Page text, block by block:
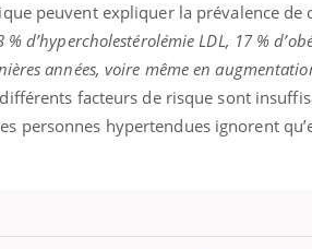
peuvent expliquer la prévalence de
d’hypercholestérolémie LDL, 17 %
années, voire même en
facteurs de risque sont
personnes hypertendues ignorent